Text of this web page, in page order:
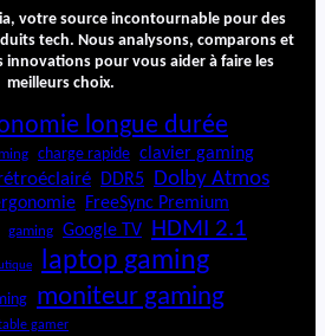
votre source incontournable pour des
tech. Nous analysons, comparons et
innovations pour vous aider à faire les
meilleurs choix.
longue durée
charge rapide clavier gaming
DDR5 Dolby Atmos
FreeSync Premium
gaming Google TV HDMI 2.1
laptop gaming
moniteur gaming
gamer